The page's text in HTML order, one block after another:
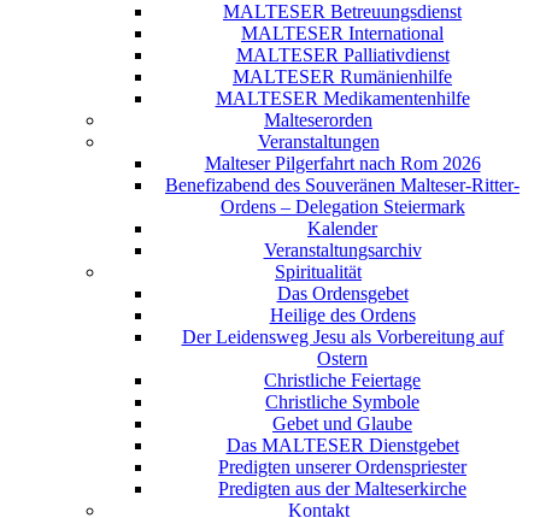
MALTESER Betreuungsdienst
MALTESER International
MALTESER Palliativdienst
MALTESER Rumänienhilfe
MALTESER Medikamentenhilfe
Malteserorden
Veranstaltungen
Malteser Pilgerfahrt nach Rom 2026
Benefizabend des Souveränen Malteser-Ritter-
Ordens – Delegation Steiermark
Kalender
Veranstaltungsarchiv
Spiritualität
Das Ordensgebet
Heilige des Ordens
Der Leidensweg Jesu als Vorbereitung auf
Ostern
Christliche Feiertage
Christliche Symbole
Gebet und Glaube
Das MALTESER Dienstgebet
Predigten unserer Ordenspriester
Predigten aus der Malteserkirche
Kontakt